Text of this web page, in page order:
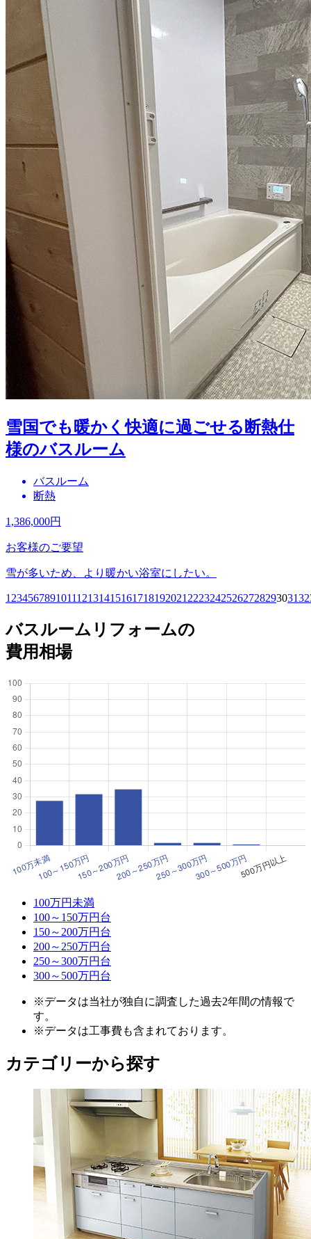
雪国でも暖かく快適に過ごせる断熱仕
様のバスルーム
バスルーム
断熱
1,386,000円
お客様のご要望
雪が多いため、より暖かい浴室にしたい。
1 23456789101112131415161718192021 2223242526272829303132
バスルームリフォームの
費用相場
100万円未満
100～150万円台
150～200万円台
200～250万円台
250～300万円台
300～500万円台
※データは当社が独自に調査した過去2年間の情報で
す。
※データは工事費も含まれております。
カテゴリーから探す